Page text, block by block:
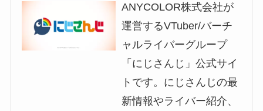
ANYCOLOR株式会社が
運営するVTuber/バーチ
ャルライバーグループ
「にじさんじ」公式サイ
トです。にじさんじの最
新情報やライバー紹介、